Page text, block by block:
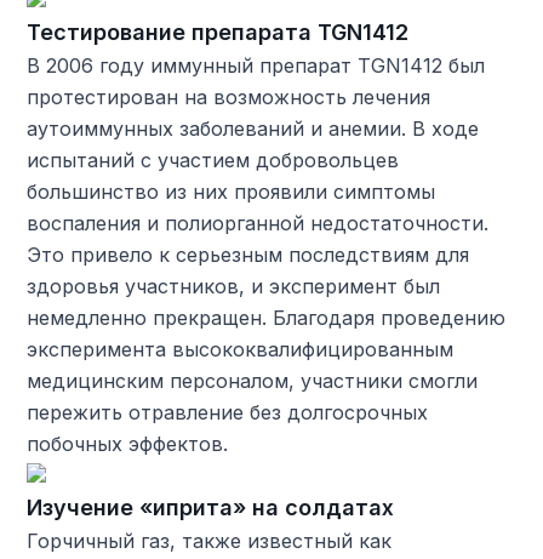
Тестирование препарата TGN1412
В 2006 году иммунный препарат TGN1412 был
протестирован на возможность лечения
аутоиммунных заболеваний и анемии. В ходе
испытаний с участием добровольцев
большинство из них проявили симптомы
воспаления и полиорганной недостаточности.
Это привело к серьезным последствиям для
здоровья участников, и эксперимент был
немедленно прекращен. Благодаря проведению
эксперимента высококвалифицированным
медицинским персоналом, участники смогли
пережить отравление без долгосрочных
побочных эффектов.
Изучение «иприта» на солдатах
Горчичный газ, также известный как